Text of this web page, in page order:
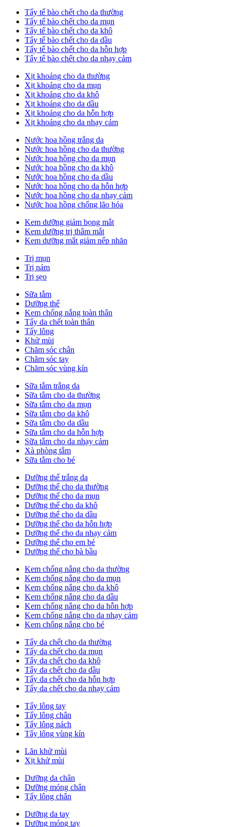
Tẩy tế bào chết cho da thường
Tẩy tế bào chết cho da mụn
Tẩy tế bào chết cho da khô
Tẩy tế bào chết cho da dầu
Tẩy tế bào chết cho da hỗn hợp
Tẩy tế bào chết cho da nhạy cảm
Xịt khoáng cho da thường
Xịt khoáng cho da mụn
Xịt khoáng cho da khô
Xịt khoáng cho da dầu
Xịt khoáng cho da hỗn hợp
Xịt khoáng cho da nhạy cảm
Nước hoa hồng trắng da
Nước hoa hồng cho da thường
Nước hoa hồng cho da mụn
Nước hoa hồng cho da khô
Nước hoa hồng cho da dầu
Nước hoa hồng cho da hỗn hợp
Nước hoa hồng cho da nhạy cảm
Nước hoa hồng chống lão hóa
Kem dưỡng giảm bọng mắt
Kem dưỡng trị thâm mắt
Kem dưỡng mắt giảm nếp nhăn
Trị mụn
Trị nám
Trị sẹo
Sữa tắm
Dưỡng thể
Kem chống nắng toàn thân
Tẩy da chết toàn thân
Tẩy lông
Khử mùi
Chăm sóc chân
Chăm sóc tay
Chăm sóc vùng kín
Sữa tắm trắng da
Sữa tắm cho da thường
Sữa tắm cho da mụn
Sữa tắm cho da khô
Sữa tắm cho da dầu
Sữa tắm cho da hỗn hợp
Sữa tắm cho da nhạy cảm
Xà phòng tắm
Sữa tắm cho bé
Dưỡng thể trắng da
Dưỡng thể cho da thường
Dưỡng thể cho da mụn
Dưỡng thể cho da khô
Dưỡng thể cho da dầu
Dưỡng thể cho da hỗn hợp
Dưỡng thể cho da nhạy cảm
Dưỡng thể cho em bé
Dưỡng thể cho bà bầu
Kem chống nắng cho da thường
Kem chống nắng cho da mụn
Kem chống nắng cho da khô
Kem chống nắng cho da dầu
Kem chống nắng cho da hỗn hợp
Kem chống nắng cho da nhạy cảm
Kem chống nắng cho bé
Tẩy da chết cho da thường
Tẩy da chết cho da mụn
Tẩy da chết cho da khô
Tẩy da chết cho da dầu
Tẩy da chết cho da hỗn hợp
Tẩy da chết cho da nhạy cảm
Tẩy lông tay
Tẩy lông chân
Tẩy lông nách
Tẩy lông vùng kín
Lăn khử mùi
Xịt khử mùi
Dưỡng da chân
Dưỡng móng chân
Tẩy lông chân
Dưỡng da tay
Dưỡng móng tay